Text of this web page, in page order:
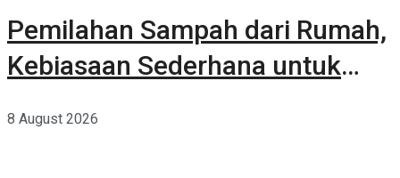
Pemilahan Sampah dari Rumah,
Kebiasaan Sederhana untuk
8 August 2026